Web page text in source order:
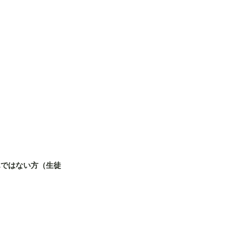
はない方（生徒